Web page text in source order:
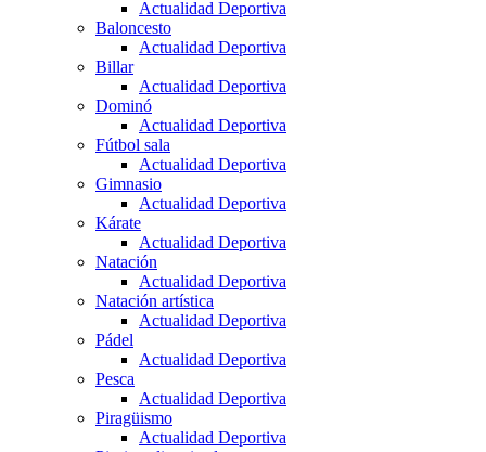
Actualidad Deportiva
Baloncesto
Actualidad Deportiva
Billar
Actualidad Deportiva
Dominó
Actualidad Deportiva
Fútbol sala
Actualidad Deportiva
Gimnasio
Actualidad Deportiva
Kárate
Actualidad Deportiva
Natación
Actualidad Deportiva
Natación artística
Actualidad Deportiva
Pádel
Actualidad Deportiva
Pesca
Actualidad Deportiva
Piragüismo
Actualidad Deportiva